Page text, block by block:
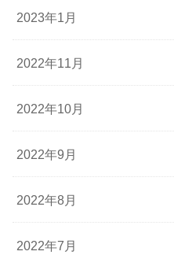
2023年1月
2022年11月
2022年10月
2022年9月
2022年8月
2022年7月